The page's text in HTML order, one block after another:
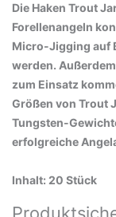
Die Haken Trout
Forellenangeln
Micro-Jigging auf
werden.
zum Einsatz
Größen von Trout
Tungsten-
erfolgreiche
Inhalt: 20 Stück